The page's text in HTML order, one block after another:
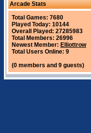
Arcade Stats
Total Games: 7680
Played Today: 10144
Overall Played: 27285983
Total Members: 26996
Newest Member: Elliottrow
Total Users Online: 9
(0 members and 9 guests)